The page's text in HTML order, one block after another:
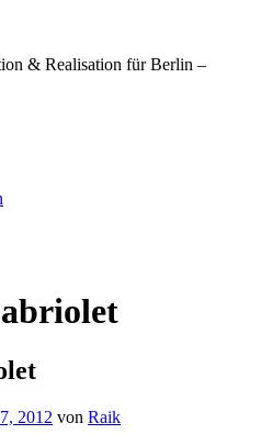
& Realisation für Berlin –
2012 von Raik